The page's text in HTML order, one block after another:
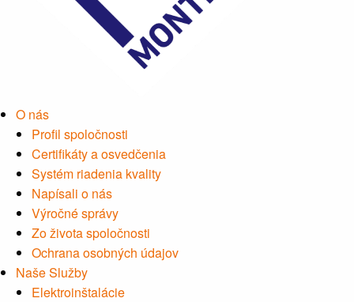
O nás
Profil spoločnosti
Certifikáty a osvedčenia
Systém riadenia kvality
Napísali o nás
Výročné správy
Zo života spoločnosti
Ochrana osobných údajov
Naše Služby
Elektroinštalácie